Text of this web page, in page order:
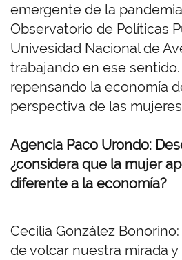
emergente de la
Observatorio de Políticas
Univesidad Nacional de
trabajando en ese sentido.
repensando la economía
perspectiva de las
Agencia Paco Urondo:
¿considera que la mujer
diferente a la economía?
Cecilia González
de volcar nuestra mirada y